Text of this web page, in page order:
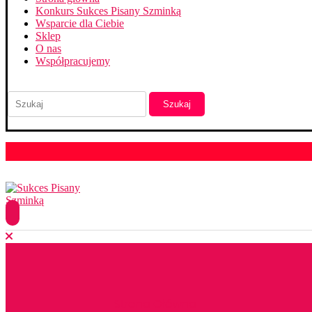
Konkurs Sukces Pisany Szminką
Wsparcie dla Ciebie
Sklep
O nas
Współpracujemy
Szukaj